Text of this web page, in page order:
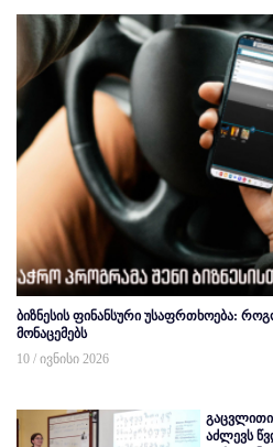
ბიზნესის ფინანსური უსაფრთხოება:
მონაცემებს
10 / ივნისი 2026
აძლევს